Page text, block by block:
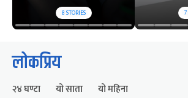
8STORIES 7
लोकप्रिय
२४ घण्टा यो साता यो महिना